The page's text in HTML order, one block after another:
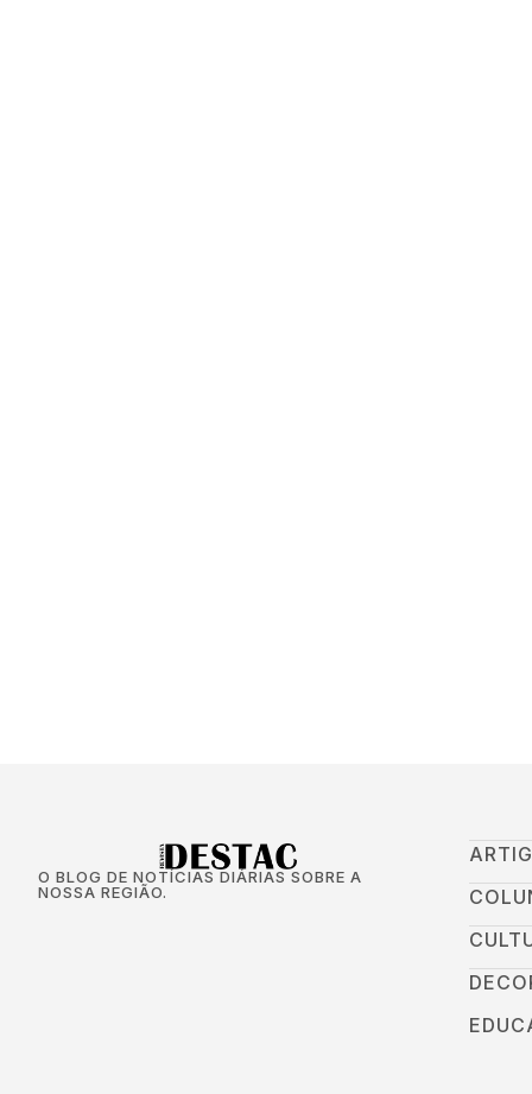
O BLOG DE NOTÍCIAS DIÁRIAS SOBRE A
NOSSA REGIÃO.